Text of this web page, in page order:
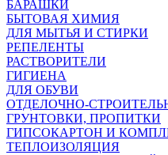
БАРАШКИ
БЫТОВАЯ ХИМИЯ
ДЛЯ МЫТЬЯ И СТИРКИ
РЕПЕЛЕНТЫ
РАСТВОРИТЕЛИ
ГИГИЕНА
ДЛЯ ОБУВИ
ОТДЕЛОЧНО-
ГРУНТОВКИ, ПРОПИТКИ
ГИПСОКАРТОН И
ТЕПЛОИЗОЛЯЦИЯ